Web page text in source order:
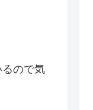
ので気